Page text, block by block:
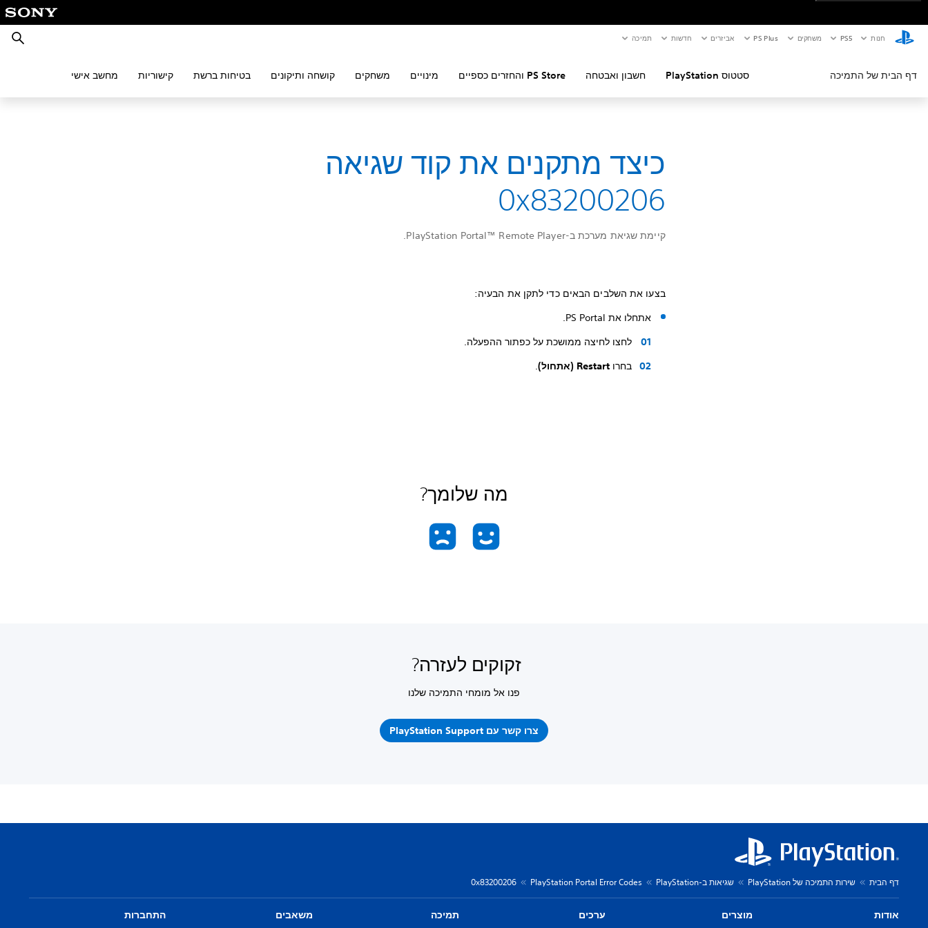
חנות PS5‏ משחקים PS Plus אביזרים חדשות תמיכה
חיפוש
דף הבית של התמיכה סטטוס PlayStation חשבון ואבטחה PS Store והחזרים כספיים מינויים משחקים קושחה ותיקונים בטיחות ברשת קישוריות מחשב אישי
כיצד מתקנים את קוד שגיאה
0x83200206
קיימת שגיאת מערכת ב-PlayStation Portal™ Remote Player.
בצעו את השלבים הבאים כדי לתקן את הבעיה:
אתחלו את PS Portal.
לחצו לחיצה ממושכת על כפתור ההפעלה.
בחרוRestart (אתחול) .
מה שלומך?
זקוקים לעזרה?
פנו אל מומחי התמיכה שלנו
צרו קשר עם PlayStation Support
דף הבית שירות התמיכה של PlayStation שגיאות ב-PlayStation PlayStation Portal Error Codes
0x83200206
אודות מוצרים ערכים תמיכה משאבים התחברות